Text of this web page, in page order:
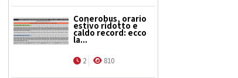
Conerobus, orario
estivo ridotto e
caldo record: ecco
la...
2 810